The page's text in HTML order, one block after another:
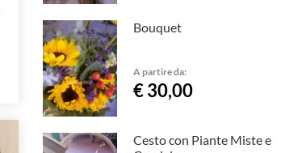
Bouquet
A partire da:
€ 30,00
Cesto con Piante Miste e